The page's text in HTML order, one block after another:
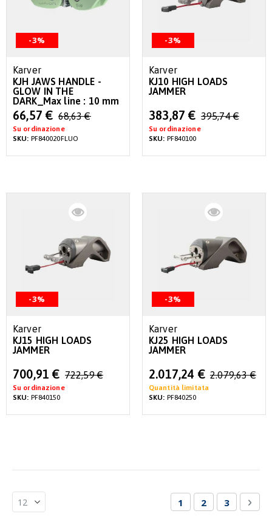
-3%
Karver
KJH JAWS HANDLE -
GLOW IN THE
DARK_Max line : 10 mm
Special
Price
66,57 € 68,63 €
Su ordinazione
SKU: PF840020FLUO
-3%
Karver
KJ10 HIGH LOADS
JAMMER
Special
Price
383,87 € 395,74 €
Su ordinazione
SKU: PF840100
-3%
Karver
KJ15 HIGH LOADS
JAMMER
Special
Price
700,91 € 722,59 €
Su ordinazione
SKU: PF840150
-3%
Karver
KJ25 HIGH LOADS
JAMMER
Special
Price
2.017,24 € 2.079,63 €
Quantità limitata
SKU: PF840250
Pagina
Attualmente stai
1 Pagina
2 Pagina
3